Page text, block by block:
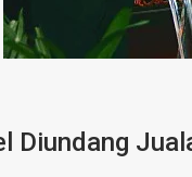
Diundang